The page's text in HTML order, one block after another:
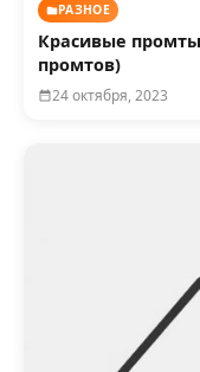
РАЗНОЕ
Красивые
промтов)
24 октября, 2023